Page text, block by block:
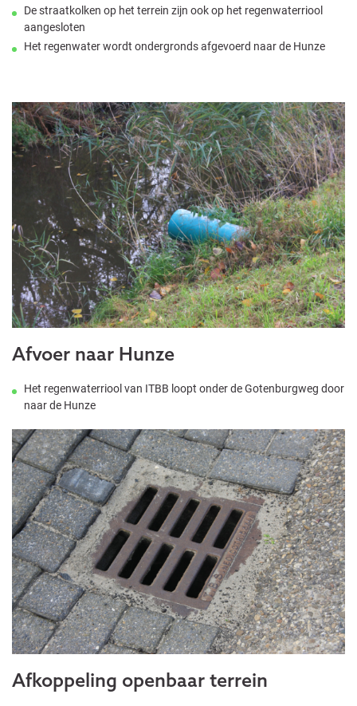
De straatkolken op het terrein zijn ook op het regenwaterriool
aangesloten
Het regenwater wordt ondergronds afgevoerd naar de Hunze
Afvoer naar Hunze
Het regenwaterriool van ITBB loopt onder de Gotenburgweg door
naar de Hunze
Afkoppeling openbaar terrein